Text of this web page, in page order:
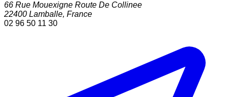
66 Rue Mouexigne Route De Collinee
22400 Lamballe, France
02 96 50 11 30